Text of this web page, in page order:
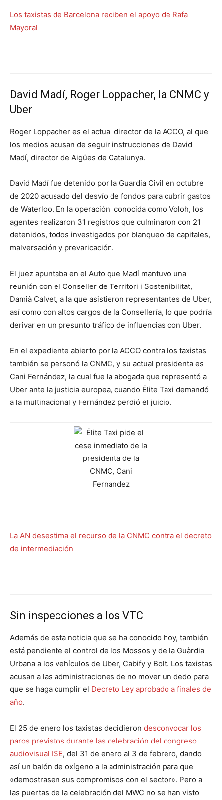
Los taxistas de Barcelona reciben el apoyo de Rafa
Mayoral
David Madí, Roger Loppacher, la CNMC y
Uber
Roger Loppacher es el actual director de la ACCO, al que
los medios acusan de seguir instrucciones de David
Madí, director de Aigües de Catalunya.
David Madí fue detenido por la Guardia Civil en octubre
de 2020 acusado del desvío de fondos para cubrir gastos
de Waterloo. En la operación, conocida como Voloh, los
agentes realizaron 31 registros que culminaron con 21
detenidos, todos investigados por blanqueo de capitales,
malversación y prevaricación.
El juez apuntaba en el Auto que Madí mantuvo una
reunión con el Conseller de Territori i Sostenibilitat,
Damià Calvet, a la que asistieron representantes de Uber,
así como con altos cargos de la Consellería, lo que podría
derivar en un presunto tráfico de influencias con Uber.
En el expediente abierto por la ACCO contra los taxistas
también se personó la CNMC, y su actual presidenta es
Cani Fernández, la cual fue la abogada que representó a
Uber ante la justicia europea, cuando Élite Taxi demandó
a la multinacional y Fernández perdió el juicio.
La AN desestima el recurso de la CNMC contra el decreto
de intermediación
Sin inspecciones a los VTC
Además de esta noticia que se ha conocido hoy, también
está pendiente el control de los Mossos y de la Guàrdia
Urbana a los vehículos de Uber, Cabify y Bolt. Los taxistas
acusan a las administraciones de no mover un dedo para
que se haga cumplir el Decreto Ley aprobado a finales de
año.
El 25 de enero los taxistas decidieron desconvocar los
paros previstos durante las celebración del congreso
audiovisual ISE, del 31 de enero al 3 de febrero, dando
así un balón de oxígeno a la administración para que
«demostrasen sus compromisos con el sector». Pero a
las puertas de la celebración del MWC no se han visto